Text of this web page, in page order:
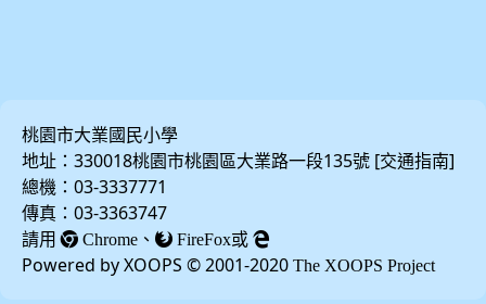
桃園市大業國民小學
地址：330018桃園市桃園區大業路一段135號 [交通指南]
總機：03-3337771
傳真：03-3363747
請用
Chrome 、 FireFox或
Powered by XOOPS © 2001-2020 The XOOPS Project